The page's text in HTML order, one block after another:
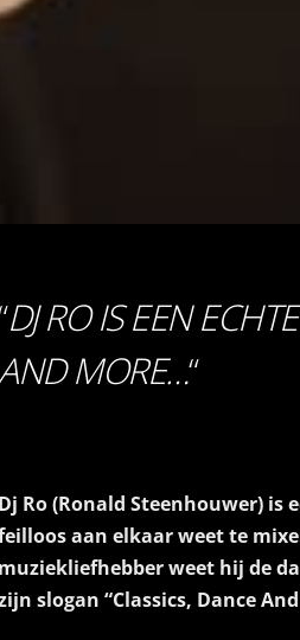
DJ RO IS EEN
MORE…“
Dj Ro (Ronald Steenhouwer)
aan elkaar weet te
muziekliefhebber weet hij de
slogan “Classics, Dance